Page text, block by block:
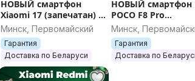
НОВЫЙ смартфон
Xiaomi 17 (запечатан) /
Гарантия / Все цвета /
Память
Минск, Первомайский
Гарантия
Доставка по Беларуси
НОВЫЙ смартфон
POCO F8 Pro
(запечатан) /
/ Все цвета /
Минск,
Гарантия
Доставка по